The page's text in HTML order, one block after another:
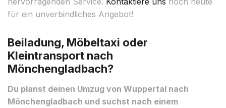
für ein unverbindliches Angebot!
Beiladung, Möbeltaxi oder
Kleintransport nach
Mönchengladbach?
Du planst deinen Umzug von Wuppertal nach
Mönchengladbach und suchst nach einem